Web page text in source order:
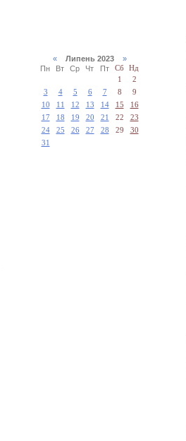
«Липень 2023 »
Пн
Вт Ср Чт Пт Сб
Нд
1
2
3
4 5 6 7 8
9
10
11 12 13 14 15
16
17
18 19 20 21 22
23
24
25 26 27 28 29
30
31